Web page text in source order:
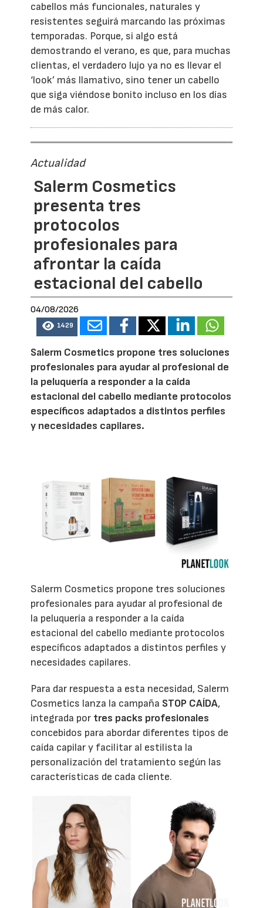
cabellos más funcionales, naturales y
resistentes seguirá marcando las próximas
temporadas. Porque, si algo está
demostrando el verano, es que, para muchas
clientas, el verdadero lujo ya no es llevar el
‘look’ más llamativo, sino tener un cabello
que siga viéndose bonito incluso en los días
de más calor.
Actualidad
Salerm Cosmetics
presenta tres
protocolos
profesionales para
afrontar la caída
estacional del cabello
04/08/2026
1429
Salerm Cosmetics propone tres soluciones
profesionales para ayudar al profesional de
la peluquería a responder a la caída
estacional del cabello mediante protocolos
específicos adaptados a distintos perfiles
y necesidades capilares.
Salerm Cosmetics propone tres soluciones
profesionales para ayudar al profesional de
la peluquería a responder a la caída
estacional del cabello mediante protocolos
específicos adaptados a distintos perfiles y
necesidades capilares.
Para dar respuesta a esta necesidad, Salerm
Cosmetics lanza la campaña STOP CAÍDA,
integrada por tres packs profesionales
concebidos para abordar diferentes tipos de
caída capilar y facilitar al estilista la
personalización del tratamiento según las
características de cada cliente.